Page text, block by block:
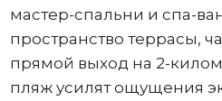
мастер-спальни и спа-
пространство террасы,
прямой выход на 2-
пляж усилят ощущения